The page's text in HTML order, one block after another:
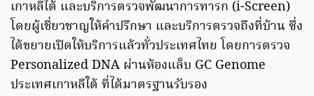
เกาหลีใต้ และบริการตรวจพัฒนาการทารก (i-Screen)
โดยผู้เชี่ยวชาญให้คำปรึกษา และบริการตรวจถึงที่บ้าน ซึ่ง
ได้ขยายเปิดให้บริการแล้วทั่วประเทศไทย โดยการตรวจ
Personalized DNA ผ่านห้องแล็บ GC Genome
ประเทศเกาหลีใต้ ที่ได้มาตรฐานรับรอง